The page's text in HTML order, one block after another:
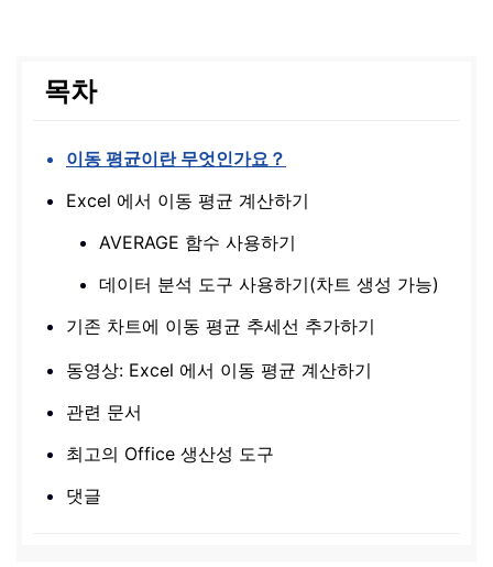
목차
이동 평균이란 무엇인가요？
Excel 에서 이동 평균 계산하기
AVERAGE 함수 사용하기
데이터 분석 도구 사용하기(차트 생성 가능)
기존 차트에 이동 평균 추세선 추가하기
동영상: Excel 에서 이동 평균 계산하기
관련 문서
최고의 Office 생산성 도구
댓글